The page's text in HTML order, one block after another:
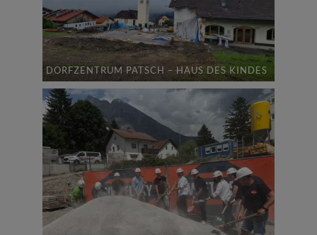
DORFZENTRUM PATSCH – HAUS DES KINDES